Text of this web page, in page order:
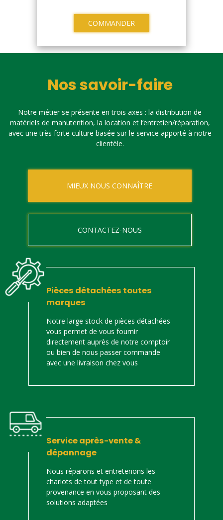
COMMANDER
Nos savoir-faire
Notre métier se présente en trois axes : la distribution de
matériels de manutention, la location et l’entretien/réparation,
avec une très forte culture basée sur le service apporté à notre
clientèle.
MIEUX NOUS CONNAÎTRE
CONTACTEZ-NOUS
Pièces détachées toutes
marques
Notre large stock de pièces détachées
vous permet de vous fournir
directement auprès de notre comptoir
ou bien de nous passer commande
avec une livraison chez vous
Service après-vente &
dépannage
Nous réparons et entretenons les
chariots de tout type et de toute
provenance en vous proposant des
solutions adaptées